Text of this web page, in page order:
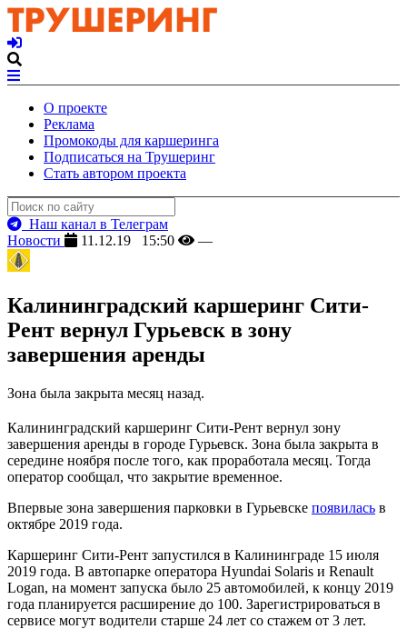
О проекте
Реклама
Промокоды для каршеринга
Подписаться на Трушеринг
Стать автором проекта
Наш канал в Телеграм
Новости
11.12.19 15:50 —
Калининградский каршеринг Сити-
Рент вернул Гурьевск в зону
завершения аренды
Зона была закрыта месяц назад.
Калининградский каршеринг Сити-Рент вернул зону
завершения аренды в городе Гурьевск. Зона была закрыта в
середине ноября после того, как проработала месяц. Тогда
оператор сообщал, что закрытие временное.
Впервые зона завершения парковки в Гурьевске появилась в
октябре 2019 года.
Каршеринг Сити-Рент запустился в Калининграде 15 июля
2019 года. В автопарке оператора Hyundai Solaris и Renault
Logan, на момент запуска было 25 автомобилей, к концу 2019
года планируется расширение до 100. Зарегистрироваться в
сервисе могут водители старше 24 лет со стажем от 3 лет.